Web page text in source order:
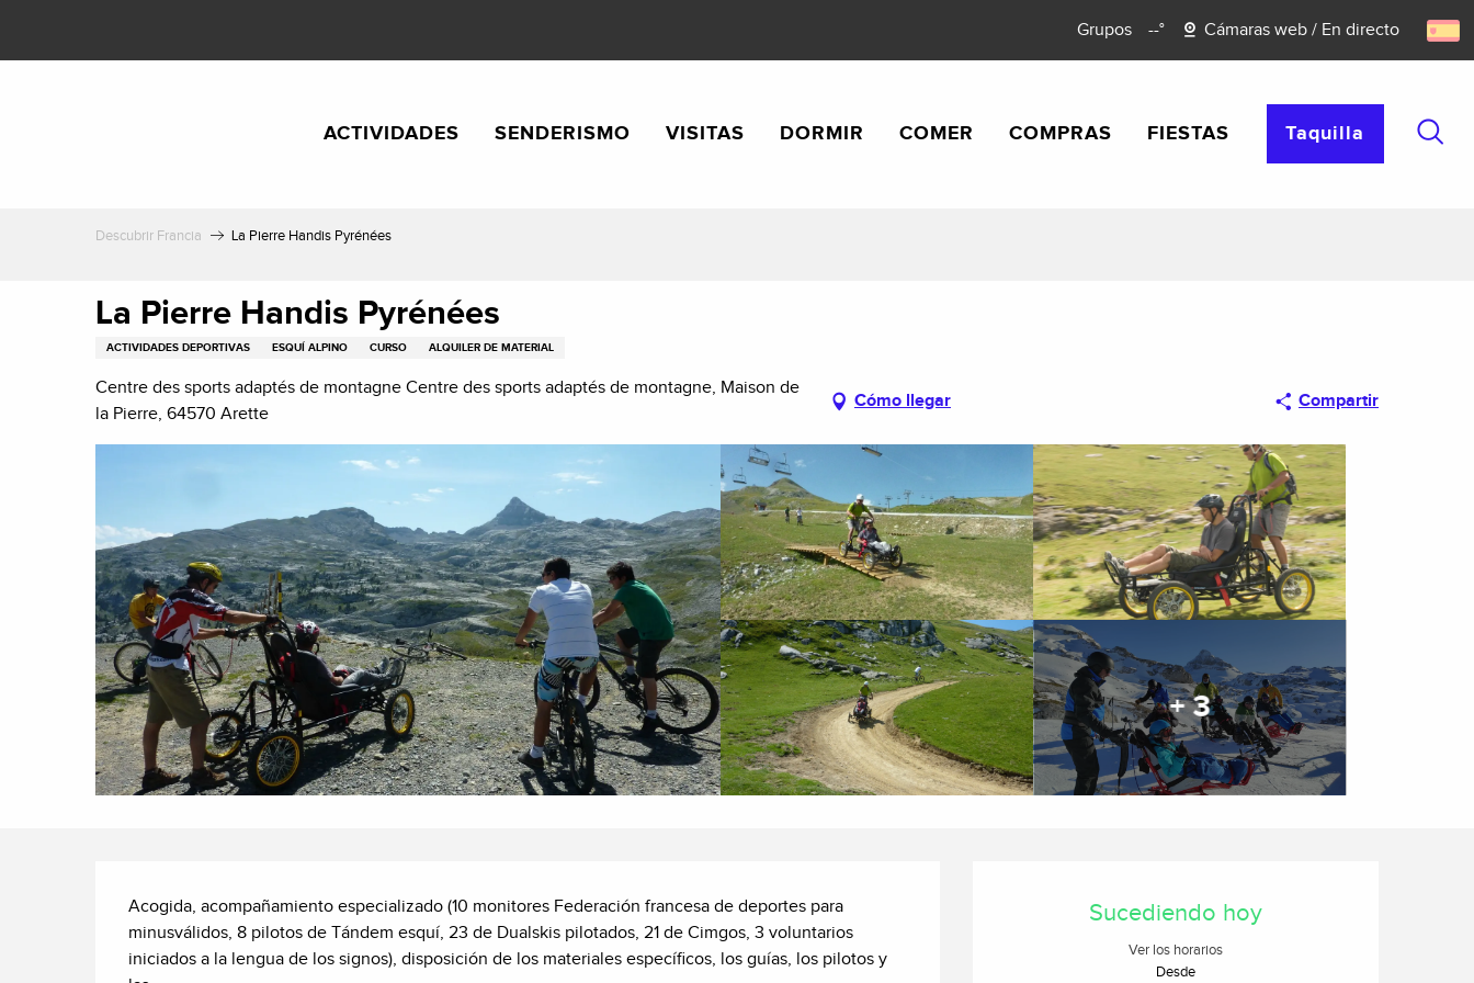
contenu
Grupos --° Cámaras web / En directo
ACTIVIDADES SENDERISMO VISITAS DORMIR COMER COMPRAS FIESTAS Taquilla
Descubrir Francia La Pierre Handis Pyrénées
La Pierre Handis Pyrénées
ACTIVIDADES DEPORTIVAS ESQUÍ ALPINO CURSO ALQUILER DE MATERIAL
Centre des sports adaptés de montagne Centre des sports adaptés de montagne, Maison de
la Pierre, 64570 Arette
Cómo llegar Compartir
+ 3
Sucediendo hoy
Ver los horarios
Desde
Acogida, acompañamiento especializado (10 monitores Federación francesa de deportes para
minusválidos, 8 pilotos de Tándem esquí, 23 de Dualskis pilotados, 21 de Cimgos, 3 voluntarios
iniciados a la lengua de los signos), disposición de los materiales específicos, los guías, los pilotos y